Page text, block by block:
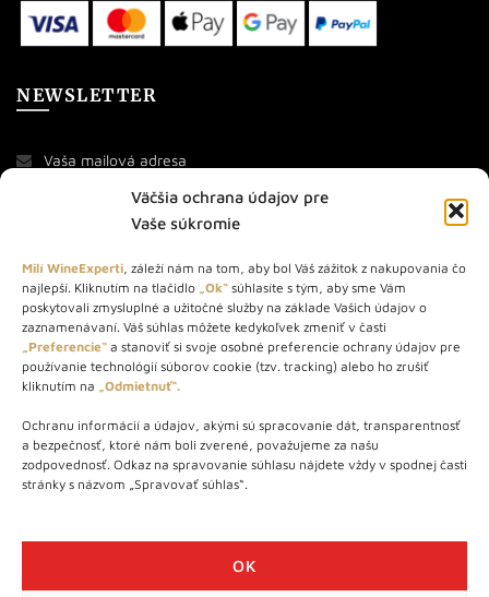
Väčšia ochrana údajov pre
Vaše súkromie
Milí WineExperti, záleží nám na tom, aby bol Váš zážitok z nakupovania čo
najlepší. Kliknutím na tlačidlo „Ok“ súhlasíte s tým, aby sme Vám
poskytovali zmysluplné a užitočné služby na základe Vašich údajov o
zaznamenávaní. Váš súhlas môžete kedykoľvek zmeniť v časti
„Preferencie“ a stanoviť si svoje osobné preferencie ochrany údajov pre
používanie technológií súborov cookie (tzv. tracking) alebo ho zrušiť
kliknutím na „Odmietnuť“.
Ochranu informácií a údajov, akými sú spracovanie dát, transparentnosť
a bezpečnosť, ktoré nám boli zverené, považujeme za našu
zodpovednosť. Odkaz na spravovanie súhlasu nájdete vždy v spodnej časti
stránky s názvom „Spravovať súhlas“.
OK
NEWSLETTER
O NÁS
STORE – obchod s vínom a destilátmi od roku 2010. Na našej
webovej stránke predávame viac ako 1000+ značkových
produktov.
Info tel.: +421 917 779 888
Vínotéka: +421 917 888 879
Vínotéka: Bratislavská 49/B, Bratislava 841 06